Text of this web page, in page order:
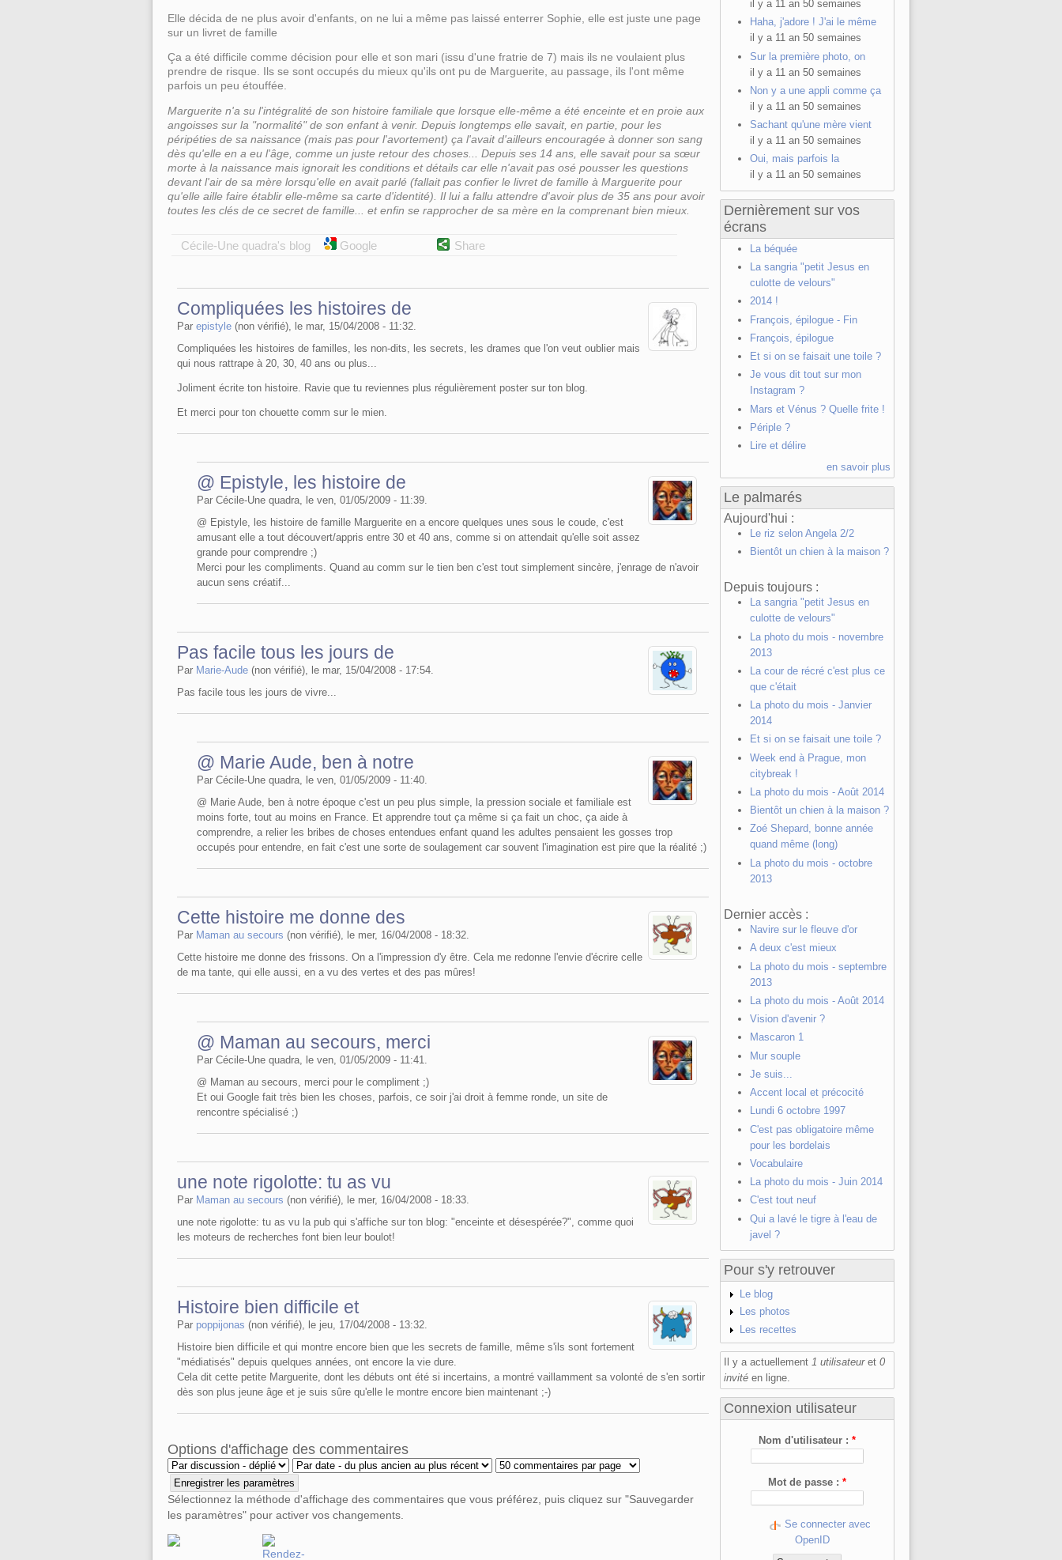
Elle décida de ne plus avoir d'enfants, on ne lui a même pas laissé enterrer Sophie, elle est juste une page
sur un livret de famille
Ça a été difficile comme décision pour elle et son mari (issu d'une fratrie de 7) mais ils ne voulaient plus
prendre de risque. Ils se sont occupés du mieux qu'ils ont pu de Marguerite, au passage, ils l'ont même
parfois un peu étouffée.
Marguerite n'a su l'intégralité de son histoire familiale que lorsque elle-même a été enceinte et en proie aux
angoisses sur la "normalité" de son enfant à venir. Depuis longtemps elle savait, en partie, pour les
péripéties de sa naissance (mais pas pour l'avortement) ça l'avait d'ailleurs encouragée à donner son sang
dès qu'elle en a eu l'âge, comme un juste retour des choses... Depuis ses 14 ans, elle savait pour sa sœur
morte à la naissance mais ignorait les conditions et détails car elle n'avait pas osé pousser les questions
devant l'air de sa mère lorsqu'elle en avait parlé (fallait pas confier le livret de famille à Marguerite pour
qu'elle aille faire établir elle-même sa carte d'identité). Il lui a fallu attendre d'avoir plus de 35 ans pour avoir
toutes les clés de ce secret de famille... et enfin se rapprocher de sa mère en la comprenant bien mieux.
Cécile-Une quadra's blog Google Share
Compliquées les histoires de
Par epistyle (non vérifié), le mar, 15/04/2008 - 11:32.
Compliquées les histoires de familles, les non-dits, les secrets, les drames que l'on veut oublier mais
qui nous rattrape à 20, 30, 40 ans ou plus...
Joliment écrite ton histoire. Ravie que tu reviennes plus régulièrement poster sur ton blog.
Et merci pour ton chouette comm sur le mien.
@ Epistyle, les histoire de
Par Cécile-Une quadra, le ven, 01/05/2009 - 11:39.
@ Epistyle, les histoire de famille Marguerite en a encore quelques unes sous le coude, c'est
amusant elle a tout découvert/appris entre 30 et 40 ans, comme si on attendait qu'elle soit assez
grande pour comprendre ;)
Merci pour les compliments. Quand au comm sur le tien ben c'est tout simplement sincère, j'enrage de n'avoir
aucun sens créatif...
Pas facile tous les jours de
Par Marie-Aude (non vérifié), le mar, 15/04/2008 - 17:54.
Pas facile tous les jours de vivre...
@ Marie Aude, ben à notre
Par Cécile-Une quadra, le ven, 01/05/2009 - 11:40.
@ Marie Aude, ben à notre époque c'est un peu plus simple, la pression sociale et familiale est
moins forte, tout au moins en France. Et apprendre tout ça même si ça fait un choc, ça aide à
comprendre, a relier les bribes de choses entendues enfant quand les adultes pensaient les gosses trop
occupés pour entendre, en fait c'est une sorte de soulagement car souvent l'imagination est pire que la réalité ;)
Cette histoire me donne des
Par Maman au secours (non vérifié), le mer, 16/04/2008 - 18:32.
Cette histoire me donne des frissons. On a l'impression d'y être. Cela me redonne l'envie d'écrire celle
de ma tante, qui elle aussi, en a vu des vertes et des pas mûres!
@ Maman au secours, merci
Par Cécile-Une quadra, le ven, 01/05/2009 - 11:41.
@ Maman au secours, merci pour le compliment ;)
Et oui Google fait très bien les choses, parfois, ce soir j'ai droit à femme ronde, un site de
rencontre spécialisé ;)
une note rigolotte: tu as vu
Par Maman au secours (non vérifié), le mer, 16/04/2008 - 18:33.
une note rigolotte: tu as vu la pub qui s'affiche sur ton blog: "enceinte et désespérée?", comme quoi
les moteurs de recherches font bien leur boulot!
Histoire bien difficile et
Par poppijonas (non vérifié), le jeu, 17/04/2008 - 13:32.
Histoire bien difficile et qui montre encore bien que les secrets de famille, même s'ils sont fortement
"médiatisés" depuis quelques années, ont encore la vie dure.
Cela dit cette petite Marguerite, dont les débuts ont été si incertains, a montré vaillamment sa volonté de s'en sortir
dès son plus jeune âge et je suis sûre qu'elle le montre encore bien maintenant ;-)
Options d'affichage des commentaires
Sélectionnez la méthode d'affichage des commentaires que vous préférez, puis cliquez sur "Sauvegarder
les paramètres" pour activer vos changements.
il y a 11 an 50 semaines
Haha, j'adore ! J'ai le même
il y a 11 an 50 semaines
Sur la première photo, on
il y a 11 an 50 semaines
Non y a une appli comme ça
il y a 11 an 50 semaines
Sachant qu'une mère vient
il y a 11 an 50 semaines
Oui, mais parfois la
il y a 11 an 50 semaines
Dernièrement sur vos
écrans
La béquée
La sangria "petit Jesus en
culotte de velours"
2014 !
François, épilogue - Fin
François, épilogue
Et si on se faisait une toile ?
Je vous dit tout sur mon
Instagram ?
Mars et Vénus ? Quelle frite !
Périple ?
Lire et délire
en savoir plus
Le palmarés
Aujourd'hui :
Le riz selon Angela 2/2
Bientôt un chien à la maison ?
Depuis toujours :
La sangria "petit Jesus en
culotte de velours"
La photo du mois - novembre
2013
La cour de récré c'est plus ce
que c'était
La photo du mois - Janvier
2014
Et si on se faisait une toile ?
Week end à Prague, mon
citybreak !
La photo du mois - Août 2014
Bientôt un chien à la maison ?
Zoé Shepard, bonne année
quand même (long)
La photo du mois - octobre
2013
Dernier accès :
Navire sur le fleuve d'or
A deux c'est mieux
La photo du mois - septembre
2013
La photo du mois - Août 2014
Vision d'avenir ?
Mascaron 1
Mur souple
Je suis...
Accent local et précocité
Lundi 6 octobre 1997
C'est pas obligatoire même
pour les bordelais
Vocabulaire
La photo du mois - Juin 2014
C'est tout neuf
Qui a lavé le tigre à l'eau de
javel ?
Pour s'y retrouver
Le blog
Les photos
Les recettes
Il y a actuellement1 utilisateuret0
invité en ligne.
Connexion utilisateur
Nom d'utilisateur :*
Mot de passe :*
Se connecter avec
OpenID